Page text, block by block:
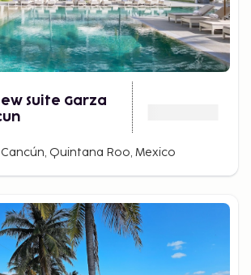
Suite Garza
Quintana Roo, Mexico